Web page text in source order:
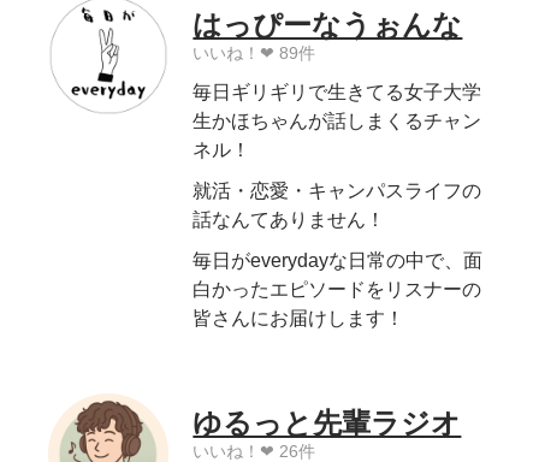
はっぴーなうぉんな
いいね！❤︎ 89件
毎日ギリギリで生きてる女子大学
生かほちゃんが話しまくるチャン
ネル！
就活・恋愛・キャンパスライフの
話なんてありません！
毎日がeverydayな日常の中で、面
白かったエピソードをリスナーの
皆さんにお届けします！
ゆるっと先輩ラジオ
いいね！❤︎ 26件